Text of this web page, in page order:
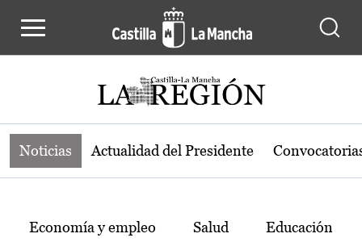
Noticias de la región de Castilla-La
Noticias Actualidad del Presidente
Temas
Economía y empleo Salud Educación